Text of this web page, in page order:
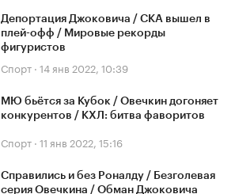
Депортация Джоковича / СКА вышел в
плей-офф / Мировые рекорды
фигуристов
Спорт · 14 янв 2022, 10:39
МЮ бьётся за Кубок / Овечкин догоняет
конкурентов / КХЛ: битва фаворитов
Спорт · 11 янв 2022, 15:16
Справились и без Роналду / Безголевая
серия Овечкина / Обман Джоковича